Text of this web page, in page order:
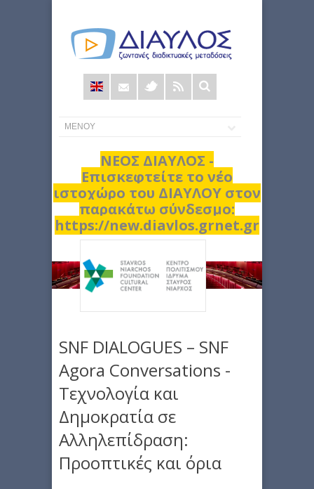
Φόρμα
αναζήτησης
ΝΕΟΣ ΔΙΑΥΛΟΣ -
Επισκεφτείτε το νέο
ιστοχώρο του ΔΙΑΥΛΟΥ στον
παρακάτω σύνδεσμο:
https://new.diavlos.grnet.gr
SNF DIALOGUES – SNF
Agora Conversations -
Τεχνολογία και
Δημοκρατία σε
Αλληλεπίδραση:
Προοπτικές και όρια